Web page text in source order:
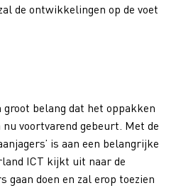
de ontwikkelingen op de voet
belang dat het oppakken
voortvarend gebeurt. Met de
is aan een belangrijke
ICT kijkt uit naar de
gaan doen en zal erop toezien